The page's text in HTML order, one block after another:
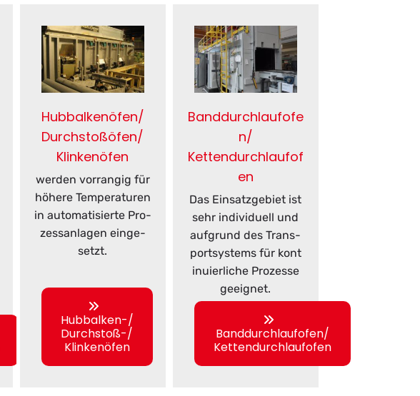
Hubbalkenöfen/
Durchstoßöfen/
Klinkenöfen
wer­den vor­ran­gig für
hö­he­re Tem­pe­ra­tu­ren
in au­to­ma­ti­sier­te Pro­
zess­an­la­gen ein­ge­
setzt.
Hubbalken-/
Durchstoß-/
Klinkenöfen
Banddurchlaufofe
n/
Kettendurchlaufof
en
Das Ein­satz­ge­biet ist
sehr in­di­vi­du­ell und
auf­grund des Trans­
port­sys­tems für kon­t
i­nu­ier­li­che Pro­zes­se
ge­eig­net.
Banddurchlaufofen/
Kettendurchlaufofen